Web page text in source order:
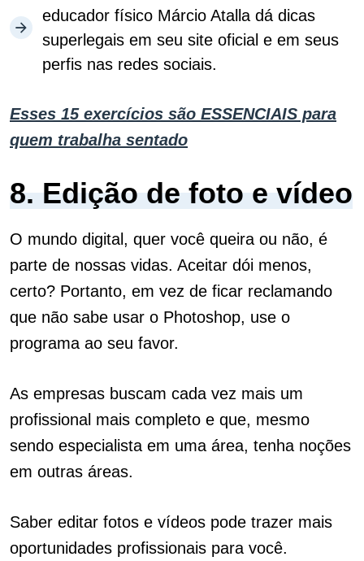
educador físico Márcio Atalla dá dicas
superlegais em seu site oficial e em seus
perfis nas redes sociais.
Esses 15 exercícios são ESSENCIAIS para
quem trabalha sentado
8. Edição de foto e vídeo
O mundo digital, quer você queira ou não, é
parte de nossas vidas. Aceitar dói menos,
certo? Portanto, em vez de ficar reclamando
que não sabe usar o Photoshop, use o
programa ao seu favor.
As empresas buscam cada vez mais um
profissional mais completo e que, mesmo
sendo especialista em uma área, tenha noções
em outras áreas.
Saber editar fotos e vídeos pode trazer mais
oportunidades profissionais para você.